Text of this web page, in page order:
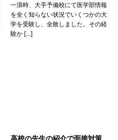
一浪時、大手予備校にて医学部情報
を全く知らない状況でいくつかの大
学を受験し、全敗しました。その経
験か […]